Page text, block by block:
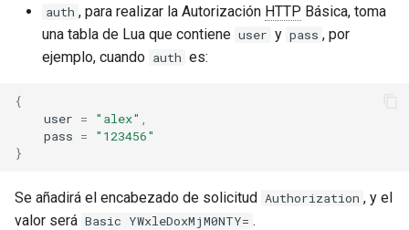
shibboleth
small-light
sorted-args
spnego-http-auth
auth , para realizar la Autorización HTTP Básica, toma
una tabla de Lua que contiene user y pass , por
ejemplo, cuando auth es:
{
user = "alex"
pass =
"123456"
}
Se añadirá el encabezado de solicitud Authorization , y el
valor será Basic YWxleDoxMjM0NTY= .